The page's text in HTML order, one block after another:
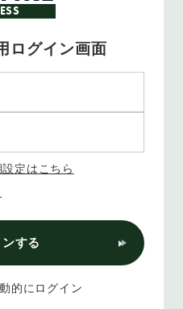
ログイン画面
定はこちら
する
的にログイン